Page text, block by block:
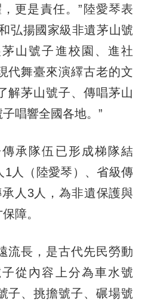
是責任。”陸愛琴表
弘揚國家級非遺茅山號
山號子進校園、進社
代舞臺來演繹古老的文
解茅山號子、傳唱茅山
唱響全國各地。”
隊伍已形成梯隊結
人（陸愛琴）、省級傳
人3人，為非遺保護與
障。
長，是古代先民勞動
從內容上分為車水號
子、挑擔號子、碾場號